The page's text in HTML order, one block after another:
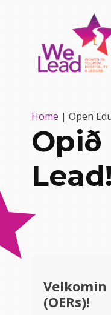
Home | Open
Lead!
Velkomin
(OERs)!